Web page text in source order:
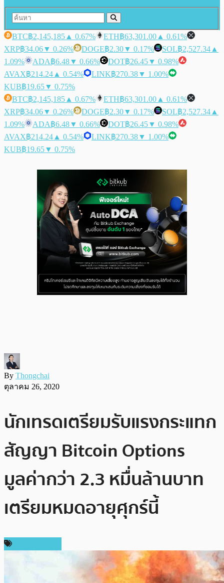
BTC฿2,145,185 ▲ 0.67% ETH฿63,301.00 ▲ 0.61%
XRP฿34.06▼ 0.26% DOGE฿2.30▼ 0.17% SOL฿2,527.34 ▲
1.09%
ADA฿6.48▼ 0.66% DOT฿26.45▼ 0.98%
AVAX฿214.24 ▲ 0.54% LINK฿270.38▼ 1.00%
KUB฿19.65▼ 0.75%
BTC฿2,145,185 ▲ 0.67% ETH฿63,301.00 ▲ 0.61%
XRP฿34.06▼ 0.26% DOGE฿2.30▼ 0.17% SOL฿2,527.34 ▲
1.09%
ADA฿6.48▼ 0.66% DOT฿26.45▼ 0.98%
AVAX฿214.24 ▲ 0.54% LINK฿270.38▼ 1.00%
KUB฿19.65▼ 0.75%
By Thongchai
ตุลาคม 26, 2020
นักเทรดเตรียมรับแรงกระแทก
สัญญา Bitcoin Options
มูลค่ากว่า 2.3 หมื่นล้านบาท
เตรียมหมดอายุศุกร์นี้